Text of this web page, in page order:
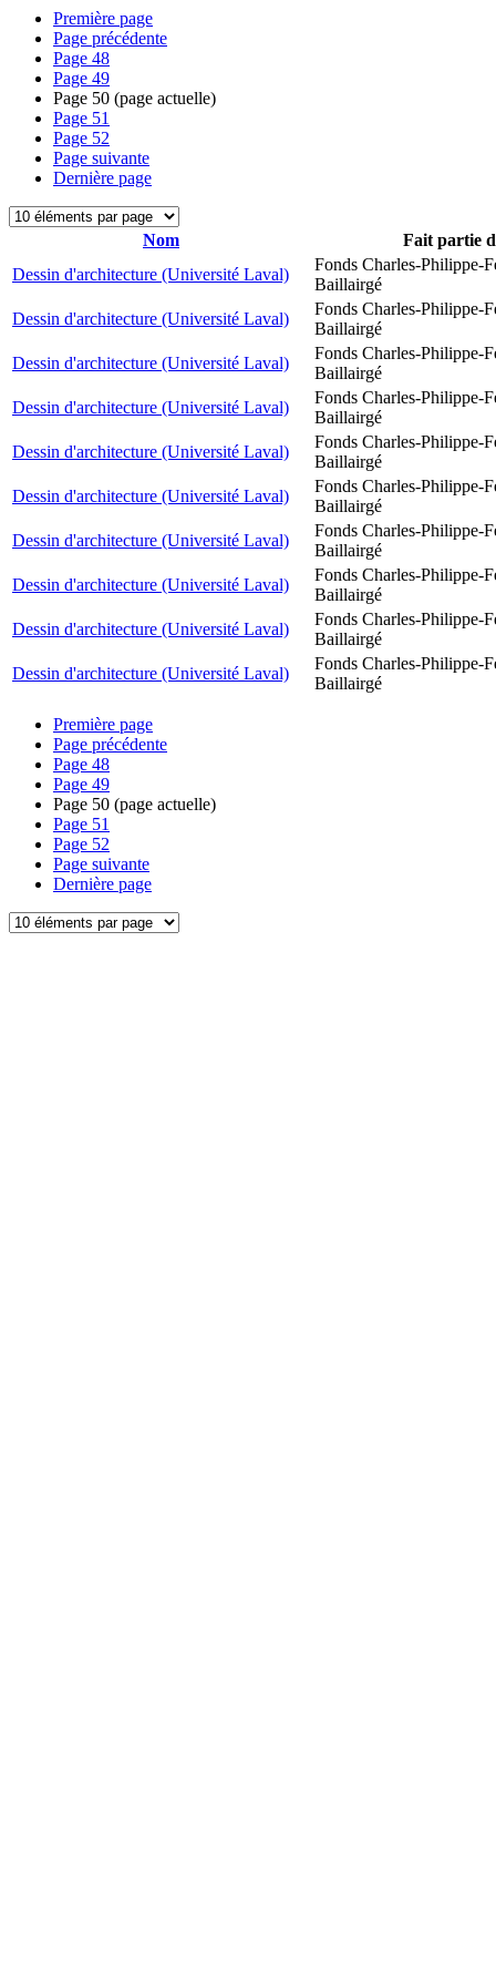
Première page
Page précédente
Page 48
Page 49
Page 50 (page actuelle)
Page 51
Page 52
Page suivante
Dernière page
Nom
Fait partie
Dessin d'architecture (Université Laval)
Fonds Charles-Philippe-
Baillairgé
Dessin d'architecture (Université Laval)
Fonds Charles-Philippe-
Baillairgé
Dessin d'architecture (Université Laval)
Fonds Charles-Philippe-
Baillairgé
Dessin d'architecture (Université Laval)
Fonds Charles-Philippe-
Baillairgé
Dessin d'architecture (Université Laval)
Fonds Charles-Philippe-
Baillairgé
Dessin d'architecture (Université Laval)
Fonds Charles-Philippe-
Baillairgé
Dessin d'architecture (Université Laval)
Fonds Charles-Philippe-
Baillairgé
Dessin d'architecture (Université Laval)
Fonds Charles-Philippe-
Baillairgé
Dessin d'architecture (Université Laval)
Fonds Charles-Philippe-
Baillairgé
Dessin d'architecture (Université Laval)
Fonds Charles-Philippe-
Baillairgé
Première page
Page précédente
Page 48
Page 49
Page 50 (page actuelle)
Page 51
Page 52
Page suivante
Dernière page